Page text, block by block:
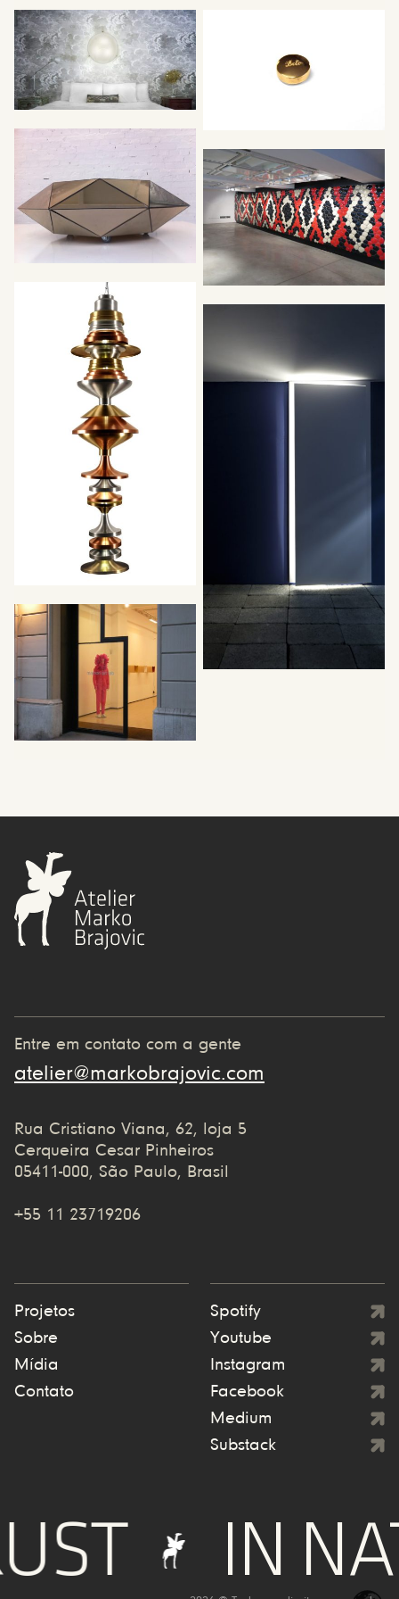
Entre em contato com a gente
atelier@markobrajovic.com
Rua Cristiano Viana, 62, loja 5
Cerqueira Cesar Pinheiros
05411-000, São Paulo, Brasil
+55 11 23719206
Projetos
Sobre
Mídia
Contato
Spotify
Youtube
Instagram
Facebook
Medium
Substack
IN